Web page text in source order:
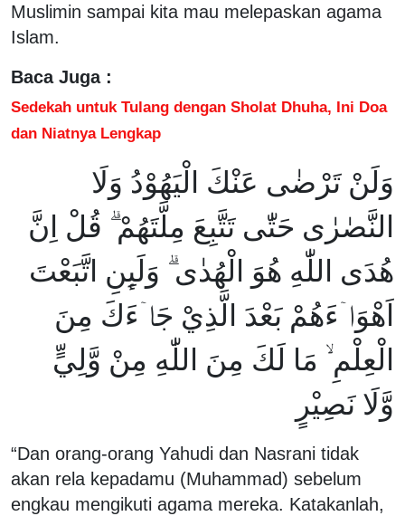
Muslimin sampai kita mau melepaskan agama
Islam.
Baca Juga :
Sedekah untuk Tulang dengan Sholat Dhuha, Ini Doa
dan Niatnya Lengkap
وَلَنْ تَرْضٰى عَنْكَ الْيَهُوْدُ وَلَا
النَّصٰرٰى حَتّٰى تَتَّبِعَ مِلَّتَهُمْ ۗ قُلْ اِنَّ
هُدَى اللّٰهِ هُوَ الْهُدٰى ۗ وَلَىِٕنِ اتَّبَعْتَ
اَهْوَاۤءَهُمْ بَعْدَ الَّذِيْ جَاۤءَكَ مِنَ
الْعِلْمِ ۙ مَا لَكَ مِنَ اللّٰهِ مِنْ وَّلِيٍّ
وَّلَا نَصِيْرٍ
“Dan orang-orang Yahudi dan Nasrani tidak
akan rela kepadamu (Muhammad) sebelum
engkau mengikuti agama mereka. Katakanlah,